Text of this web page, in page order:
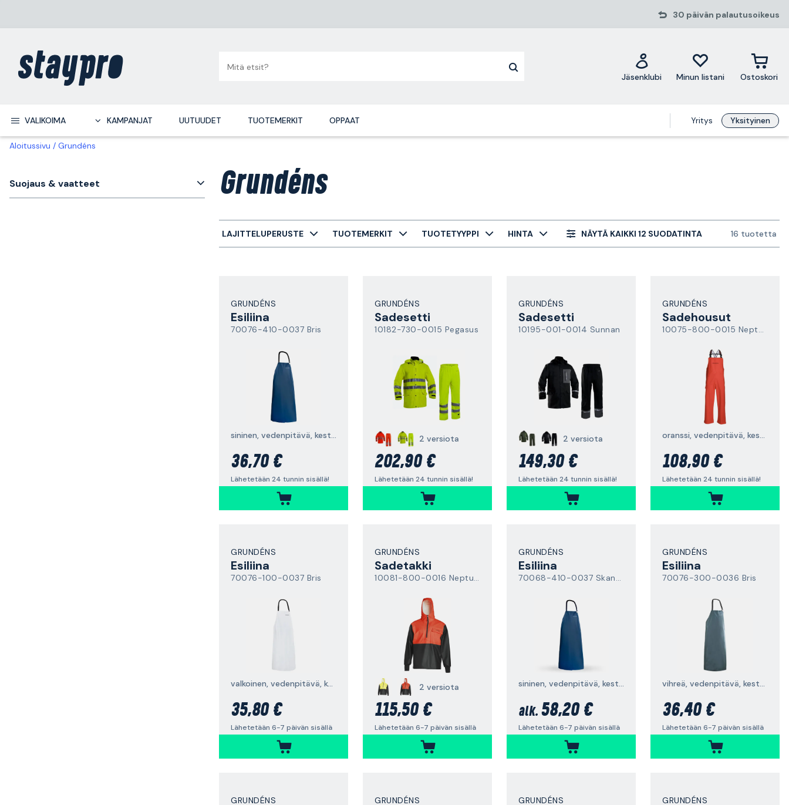
30 päivän palautusoikeus
Jäsenklubi Minun listani Ostoskori
VALIKOIMA KAMPANJAT UUTUUDET TUOTEMERKIT OPPAAT Yritys Yksityinen
Aloitussivu Grundéns
Suojaus & vaatteet Grundéns
LAJITTELUPERUSTE TUOTEMERKIT TUOTETYYPPI HINTA NÄYTÄ KAIKKI 12 SUODATINTA 16 tuotetta
GRUNDÉNS
Esiliina
70076-410-0037 Bris
sininen, vedenpitävä, kestävä
36,70 €
Lähetetään 24 tunnin sisällä!
GRUNDÉNS
Sadesetti
10182-730-0015 Pegasus
2 versiota
202,90 €
Lähetetään 24 tunnin sisällä!
GRUNDÉNS
Sadesetti
10195-001-0014 Sunnan
2 versiota
149,30 €
Lähetetään 24 tunnin sisällä!
GRUNDÉNS
Sadehousut
10075-800-0015 Neptune
oranssi, vedenpitävä, kestävä
108,90 €
Lähetetään 24 tunnin sisällä!
GRUNDÉNS
Esiliina
70076-100-0037 Bris
valkoinen, vedenpitävä, kestävä
35,80 €
Lähetetään 6-7 päivän sisällä
GRUNDÉNS
Sadetakki
10081-800-0016 Neptune 103
2 versiota
115,50 €
Lähetetään 6-7 päivän sisällä
GRUNDÉNS
Esiliina
70068-410-0037 Skandia
sininen, vedenpitävä, kestävä
alk. 58,20 €
Lähetetään 6-7 päivän sisällä
GRUNDÉNS
Esiliina
70076-300-0036 Bris
vihreä, vedenpitävä, kestävä
36,40 €
Lähetetään 6-7 päivän sisällä
GRUNDÉNS GRUNDÉNS GRUNDÉNS GRUNDÉNS